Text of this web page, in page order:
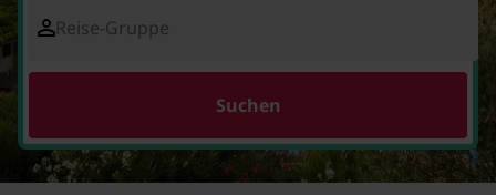
Reise-Gruppe
Suchen